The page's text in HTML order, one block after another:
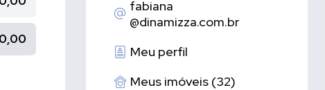
fabiana
@dinamizza.com.br
Meu perfil
Meus imóveis (32)